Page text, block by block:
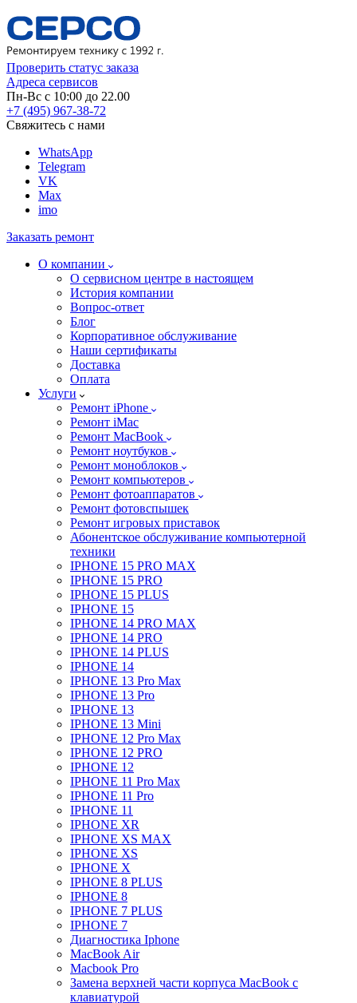
Проверить статус заказа
Адреса сервисов
Пн-Вс с 10:00 до 22.00
+7 (495) 967-38-72
Свяжитесь с нами
WhatsApp
Telegram
VK
Max
imo
Заказать ремонт
О компании
О сервисном центре в настоящем
История компании
Вопрос-ответ
Блог
Корпоративное обслуживание
Наши сертификаты
Доставка
Оплата
Услуги
Ремонт iPhone
Ремонт iMac
Ремонт MacBook
Ремонт ноутбуков
Ремонт моноблоков
Ремонт компьютеров
Ремонт фотоаппаратов
Ремонт фотовспышек
Ремонт игровых приставок
Абонентское обслуживание компьютерной
техники
IPHONE 15 PRO MAX
IPHONE 15 PRO
IPHONE 15 PLUS
IPHONE 15
IPHONE 14 PRO MAX
IPHONE 14 PRO
IPHONE 14 PLUS
IPHONE 14
IPHONE 13 Pro Max
IPHONE 13 Pro
IPHONE 13
IPHONE 13 Mini
IPHONE 12 Pro Max
IPHONE 12 PRO
IPHONE 12
IPHONE 11 Pro Max
IPHONE 11 Pro
IPHONE 11
IPHONE XR
IPHONE XS MAX
IPHONE XS
IPHONE X
IPHONE 8 PLUS
IPHONE 8
IPHONE 7 PLUS
IPHONE 7
Диагностика Iphone
MacBook Air
Macbook Pro
Замена верхней части корпуса MacBook с
клавиатурой